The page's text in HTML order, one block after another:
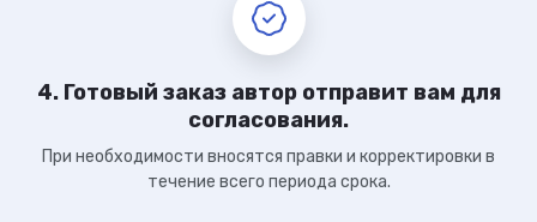
4. Готовый заказ автор отправит вам для
согласования.
При необходимости вносятся правки и корректировки в
течение всего периода срока.